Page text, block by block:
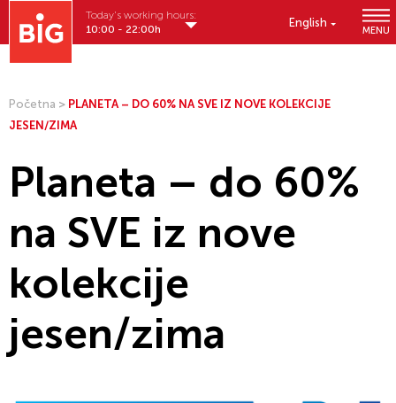
English
MENU
Today's working hours:
10:00 - 22:00h
Početna > PLANETA – DO 60% NA SVE IZ NOVE KOLEKCIJE
JESEN/ZIMA
Planeta – do 60%
na SVE iz nove
kolekcije
jesen/zima